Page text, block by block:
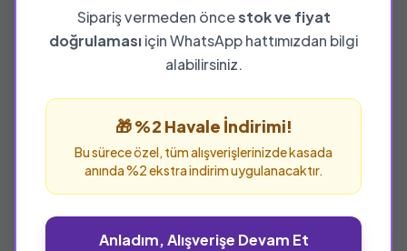
Sipariş vermeden öncestok ve fiyat
doğrulamasıiçin WhatsApp hattımızdan bilgi
alabilirsiniz.
🎁 %2 Havale İndirimi!
Bu sürece özel, tüm alışverişlerinizde kasada
anında %2 ekstra indirim uygulanacaktır.
Anladım, Alışverişe Devam Et
YAYINEVI
Beyan Yayınları
Beyan Yayınları yayınevine ait tüm eserleri bu
sayfada inceleyebilir ve güvenle sipariş
%30 İNDİRİM